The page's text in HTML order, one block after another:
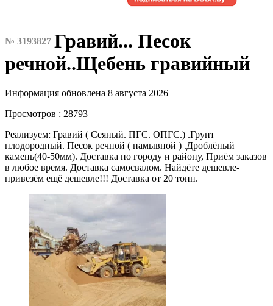
№ 3193827 Гравий... Песок
речной..Щебень гравийный
Информация обновлена 8 августа 2026
Просмотров : 28793
Реализуем: Гравий ( Сеяный. ПГС. ОПГС.) .Грунт
плодородный. Песок речной ( намывной ) .Дроблёный
камень(40-50мм). Доставка по городу и району, Приём заказов
в любое время. Доставка самосвалом. Найдёте дешевле-
привезём ещё дешевле!!! Доставка от 20 тонн.